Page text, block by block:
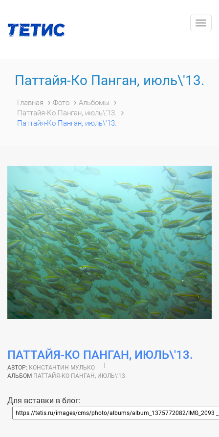
Паттайя-Ко Панган, июль\'13.
Главная Фото
Альбомы
Паттайя-Ко Панган, июль\'13.
Паттайя-Ко Панган, июль\'13.
ПАТТАЙЯ-КО ПАНГАН, ИЮЛЬ\'13.
АВТОР: КОНСТАНТИН МУЛЬКО
АЛЬБОМ ПАТТАЙЯ-КО ПАНГАН, ИЮЛЬ\'13.
Для вставки в блог: